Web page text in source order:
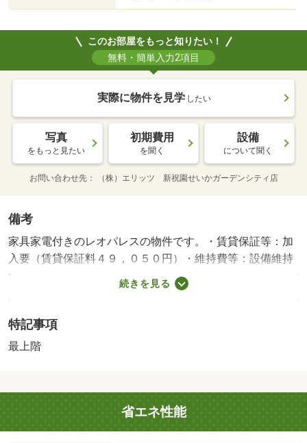
このお部屋をもっと知りたい！
無料・簡単入力2項目
実際に物件を見学 したい
写真
をもっと見たい
初期費用
を聞く
設備
について聞く
お問い合わせ先 （株）エリッツ 新祝園せいかガーデンシティ店
備考
家具家電付きのレオパレスの物件です。・賃貸保証等：加
入要（賃貸保証料４９，０５０円）・維持費等：設備維持
費５５０円／月・インターネット使用料３，６３０円／
月・近鉄大阪線の五位堂駅まで徒歩４分の物件です。浴室
ンで訪問者の顔を確認する事ができます。周辺にはローソ
ン 香芝瓦口店があり便利です。・バイク置場：なし・駐
続きを見る
特記事項
最上階
省エネ性能